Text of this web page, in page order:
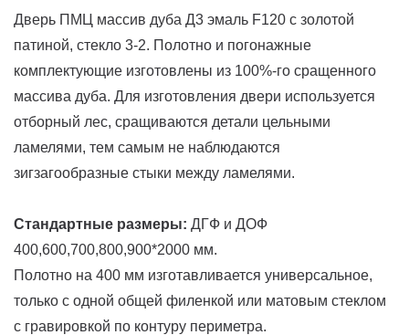
Дверь ПМЦ массив дуба Д3 эмаль F120 с золотой
патиной, стекло 3-2. Полотно и погонажные
комплектующие изготовлены из 100%-го сращенного
массива дуба. Для изготовления двери используется
отборный лес, сращиваются детали цельными
ламелями, тем самым не наблюдаются
зигзагообразные стыки между ламелями.
Стандартные размеры: ДГФ и ДОФ
400,600,700,800,900*2000 мм.
Полотно на 400 мм изготавливается универсальное,
только с одной общей филенкой или матовым стеклом
с гравировкой по контуру периметра.